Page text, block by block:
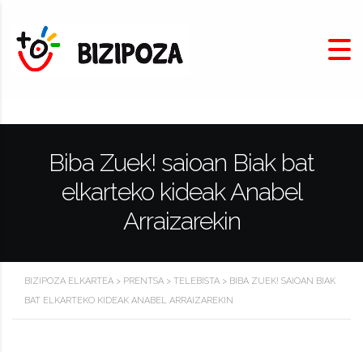
Biba Zuek! saioan Biak bat
elkarteko kideak Anabel
Arraizarekin
BIZIPOZA ELKARTEA > PRENTSA > TELEBISTA > BIBA ZUEK! SAIOAN BIAK
BAT ELKARTEKO KIDEAK ANABEL ARRAIZAREKIN